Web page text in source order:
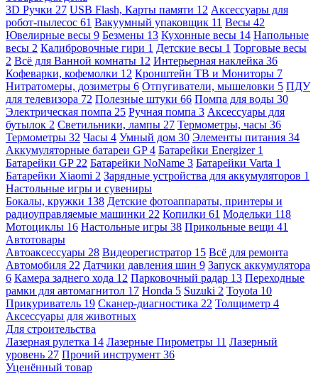
3D Ручки 27 USB Flash, Карты памяти 12 Аксессуары для
робот-пылесос 61 Вакуумный упаковщик 11 Весы 42
Ювелирные весы 9 Безмены 13 Кухонные весы 14 Напольные
весы 2 Калибровочные гири 1 Детские весы 1 Торговые весы
2 Всё для Ванной комнаты 12 Интерьерная наклейка 36
Кофеварки, кофемолки 12 Кронштейн ТВ и Мониторы 7
Нитратомеры, дозиметры 6 Отпугиватели, мышеловки 5 ПДУ
для телевизора 72 Полезные штуки 66 Помпа для воды 30
Электрическая помпа 25 Ручная помпа 3 Аксессуары для
бутылок 2 Светильники, лампы 27 Термометры, часы 36
Термометры 32 Часы 4 Умный дом 30 Элементы питания 34
Аккумуляторные батареи GP4 Батарейки Energizer 1
Батарейки GP 22 Батарейки NoName 3 Батарейки Varta 1
Батарейки Xiaomi 2 Зарядные устройства для аккумуляторов 1
Настольные игры и сувениры
Бокалы, кружки 138 Детские фотоаппараты, принтеры и
радиоуправляемые машинки 22 Копилки 61 Модельки 118
Мотоциклы 16 Настольные игры 38 Прикольные вещи 41
Автотовары
Автоаксессуары 28 Видеорегистратор 15 Всё для ремонта
Автомобиля 22 Датчики давления шин 9 Запуск аккумулятора
6 Камера заднего хода 12 Парковочный радар 13 Переходные
рамки для автомагнитол 17 Honda 5 Suzuki 2 Toyota 10
Прикуриватель 19 Сканер-диагностика 22 Толщиметр 4
Аксессуары для животных
Для строительства
Лазерная рулетка 14 Лазерные Пирометры 11 Лазерный
уровень 27 Прочий инструмент 36
Уценённый товар